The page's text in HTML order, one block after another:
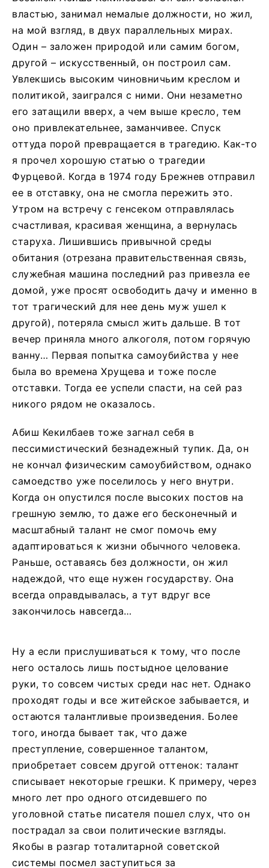
властью, занимал немалые должности, но жил,
на мой взгляд, в двух параллельных мирах.
Один – заложен природой или самим богом,
другой – искусственный, он построил сам.
Увлекшись высоким чиновничьим креслом и
политикой, заигрался с ними. Они незаметно
его затащили вверх, а чем выше кресло, тем
оно привлекательнее, заманчивее. Спуск
оттуда порой превращается в трагедию. Как-то
я прочел хорошую статью о трагедии
Фурцевой. Когда в 1974 году Брежнев отправил
ее в отставку, она не смогла пережить это.
Утром на встречу с генсеком отправлялась
счастливая, красивая женщина, а вернулась
старуха. Лишившись привычной среды
обитания (отрезана правительственная связь,
служебная машина последний раз привезла ее
домой, уже просят освободить дачу и именно в
тот трагический для нее день муж ушел к
другой), потеряла смысл жить дальше. В тот
вечер приняла много алкоголя, потом горячую
ванну… Первая попытка самоубийства у нее
была во времена Хрущева и тоже после
отставки. Тогда ее успели спасти, на сей раз
никого рядом не оказалось.
Абиш Кекилбаев тоже загнал себя в
пессимистический безнадежный тупик. Да, он
не кончал физическим самоубийством, однако
самоедство уже поселилось у него внутри.
Когда он опустился после высоких постов на
грешную землю, то даже его бесконечный и
масштабный талант не смог помочь ему
адаптироваться к жизни обычного человека.
Раньше, оставаясь без должности, он жил
надеждой, что еще нужен государству. Она
всегда оправдывалась, а тут вдруг все
закончилось навсегда…
Ну а если прислушиваться к тому, что после
него осталось лишь постыдное целование
руки, то совсем чистых среди нас нет. Однако
проходят годы и все житейское забывается, и
остаются талантливые произведения. Более
того, иногда бывает так, что даже
преступление, совершенное талантом,
приобретает совсем другой оттенок: талант
списывает некоторые грешки. К примеру, через
много лет про одного отсидевшего по
уголовной статье писателя пошел слух, что он
пострадал за свои политические взгляды.
Якобы в разгар тоталитарной советской
системы посмел заступиться за